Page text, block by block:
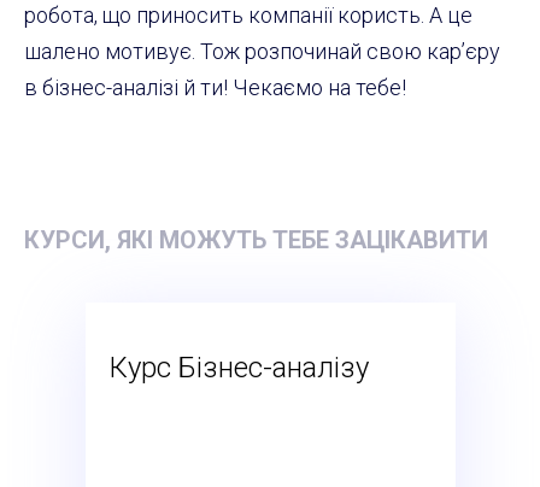
робота, що приносить компанії користь. А це
шалено мотивує. Тож розпочинай свою кар’єру
в бізнес-аналізі й ти! Чекаємо на тебе!
КУРСИ, ЯКІ МОЖУТЬ ТЕБЕ ЗАЦІКАВИТИ
Курс Бізнес-аналізу